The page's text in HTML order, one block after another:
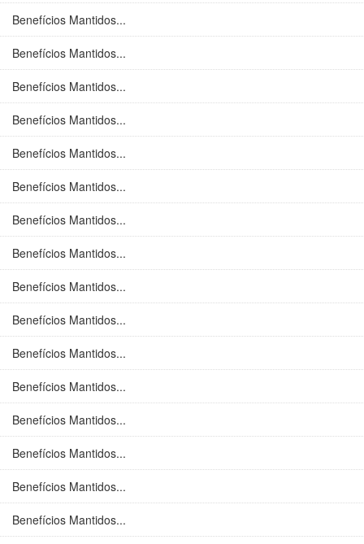
Benefícios Mantidos...
Benefícios Mantidos...
Benefícios Mantidos...
Benefícios Mantidos...
Benefícios Mantidos...
Benefícios Mantidos...
Benefícios Mantidos...
Benefícios Mantidos...
Benefícios Mantidos...
Benefícios Mantidos...
Benefícios Mantidos...
Benefícios Mantidos...
Benefícios Mantidos...
Benefícios Mantidos...
Benefícios Mantidos...
Benefícios Mantidos...